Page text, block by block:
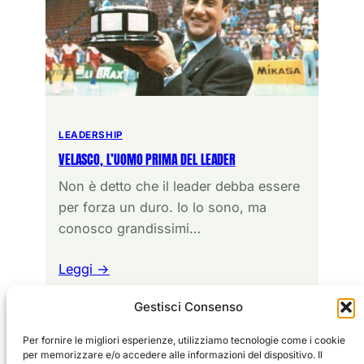
Gestisci Consenso
Per fornire le migliori esperienze, utilizziamo tecnologie come i cookie
per memorizzare e/o accedere alle informazioni del dispositivo. Il
LEADERSHIP
VELASCO, L’UOMO PRIMA DEL LEADER
Non è detto che il leader debba essere
per forza un duro. Io lo sono, ma
conosco grandissimi…
Leggi →